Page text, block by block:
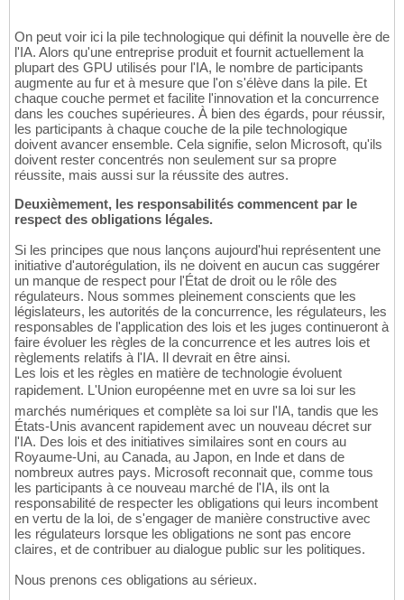
On peut voir ici la pile technologique qui définit la nouvelle ère de
l'IA. Alors qu'une entreprise produit et fournit actuellement la
plupart des GPU utilisés pour l'IA, le nombre de participants
augmente au fur et à mesure que l'on s'élève dans la pile. Et
chaque couche permet et facilite l'innovation et la concurrence
dans les couches supérieures. À bien des égards, pour réussir,
les participants à chaque couche de la pile technologique
doivent avancer ensemble. Cela signifie, selon Microsoft, qu'ils
doivent rester concentrés non seulement sur sa propre
réussite, mais aussi sur la réussite des autres.
Deuxièmement, les responsabilités commencent par le
respect des obligations légales.
Si les principes que nous lançons aujourd'hui représentent une
initiative d'autorégulation, ils ne doivent en aucun cas suggérer
un manque de respect pour l'État de droit ou le rôle des
régulateurs. Nous sommes pleinement conscients que les
législateurs, les autorités de la concurrence, les régulateurs, les
responsables de l'application des lois et les juges continueront à
faire évoluer les règles de la concurrence et les autres lois et
règlements relatifs à l'IA. Il devrait en être ainsi.
Les lois et les règles en matière de technologie évoluent
rapidement. L'Union européenne met en uvre sa loi sur les
marchés numériques et complète sa loi sur l'IA, tandis que les
États-Unis avancent rapidement avec un nouveau décret sur
l'IA. Des lois et des initiatives similaires sont en cours au
Royaume-Uni, au Canada, au Japon, en Inde et dans de
nombreux autres pays. Microsoft reconnait que, comme tous
les participants à ce nouveau marché de l'IA, ils ont la
responsabilité de respecter les obligations qui leurs incombent
en vertu de la loi, de s'engager de manière constructive avec
les régulateurs lorsque les obligations ne sont pas encore
claires, et de contribuer au dialogue public sur les politiques.
Nous prenons ces obligations au sérieux.